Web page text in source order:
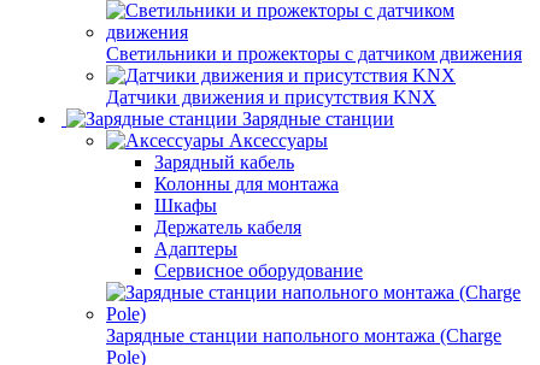
Светильники и прожекторы с датчиком движения
Датчики движения и присутствия KNX
Зарядные станции
Аксессуары
Зарядный кабель
Колонны для монтажа
Шкафы
Держатель кабеля
Адаптеры
Сервисное оборудование
Зарядные станции напольного монтажа (Charge
Pole)